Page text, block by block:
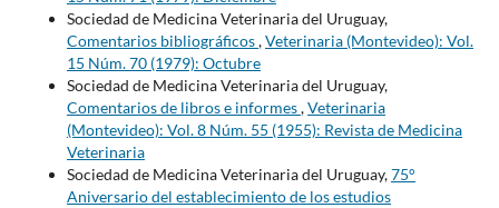
Sociedad de Medicina Veterinaria del Uruguay,
Comentarios bibliográficos,Veterinaria (Montevideo): Vol.
15 Núm. 70 (1979): Octubre
Sociedad de Medicina Veterinaria del Uruguay,
Comentarios de libros e informes,Veterinaria
(Montevideo): Vol. 8 Núm. 55 (1955): Revista de Medicina
Veterinaria
Sociedad de Medicina Veterinaria del Uruguay,75°
Aniversario del establecimiento de los estudios